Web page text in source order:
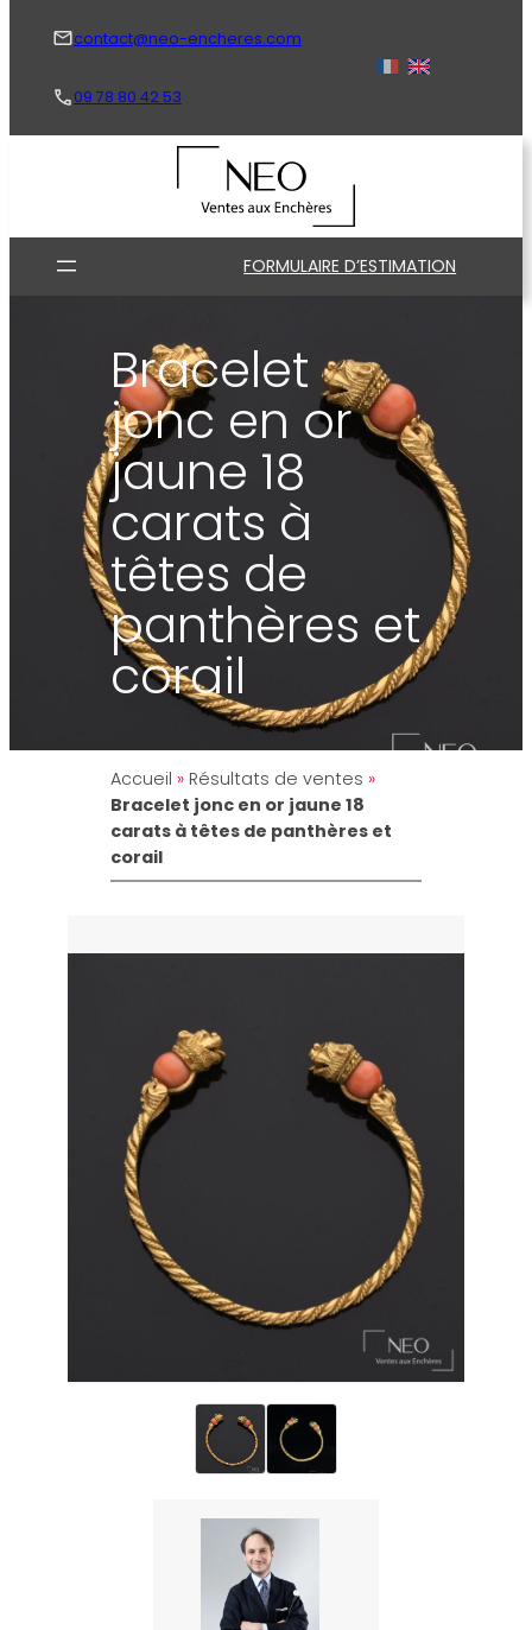
contact@neo-encheres.com
09 78 80 42 53
FORMULAIRE D’ESTIMATION
Bracelet
jonc en or
jaune 18
carats à
têtes de
panthères et
corail
Accueil » Résultats de ventes »
Bracelet jonc en or jaune 18
carats à têtes de panthères et
corail